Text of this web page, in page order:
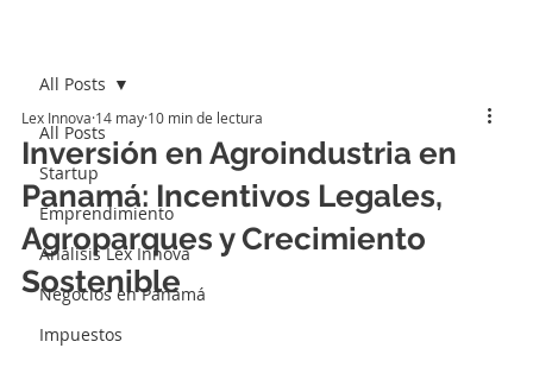
All Posts
Startup
Emprendimiento
Análisis Lex Innova
Negocios en Panamá
Impuestos
All Posts
Inversión en Agroindustria en
Panamá: Incentivos Legales,
Agroparques y Crecimiento
Sostenible
Lex Innova 14 may10 min de lectura